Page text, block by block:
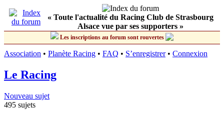
« Toute l'actualité du Racing Club de Strasbourg
Alsace vue par ses supporters »
Les inscriptions au forum sont rouvertes
Association • Planète Racing • FAQ • S’enregistrer• Connexion
Le Racing
Nouveau sujet
495 sujets